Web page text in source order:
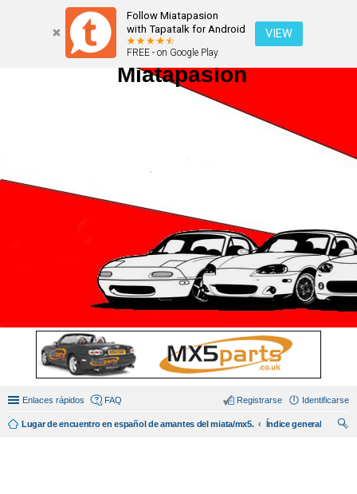
Follow Miatapasion
with Tapatalk for Android
FREE - on Google Play
VIEW
Miatapasion
Enlaces rápidos FAQ Identificarse
Registrarse
Lugar de encuentro en español de amantes del miata/mx5.
Índice general